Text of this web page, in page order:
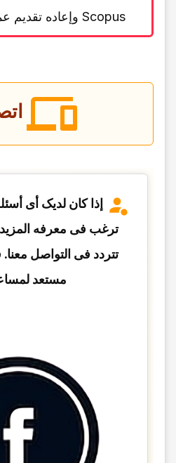
Scopus وإعاده تقدیم عملک بشکل فعال.
إذا کان لدیک أی
ترغب فی معرفه المزید
تتردد فی التواصل
مستعد